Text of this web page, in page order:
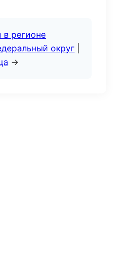
в регионе
округ
→